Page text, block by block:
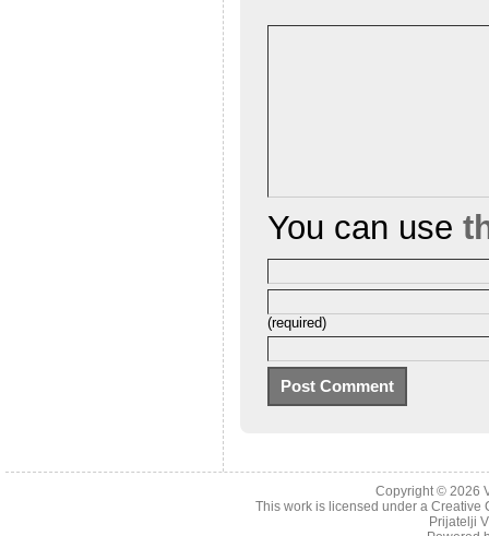
You can use
(required)
Copyright © 2026
This work is licensed under a Creative
Prijatelji